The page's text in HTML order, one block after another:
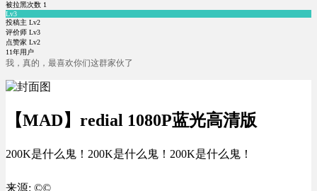
被拉黑次数 1
Lv3
投稿主 Lv2
评价师 Lv3
点赞家 Lv2
11年用户
我，真的，最喜欢你们这群家伙了
【MAD】redial 1080P蓝光高清版
200K是什么鬼！200K是什么鬼！200K是什么鬼！
来源: ©©